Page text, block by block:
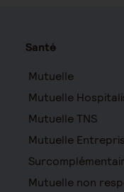
Santé
Mutuelle
Mutuelle
Mutuelle TNS
Mutuelle
Mutuelle non